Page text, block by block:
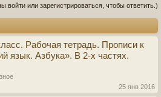
войти или зарегистрироваться, чтобы ответить.)
Рабочая тетрадь. Прописи к
язык. Азбука». В 2-х частях.
25 янв 2016